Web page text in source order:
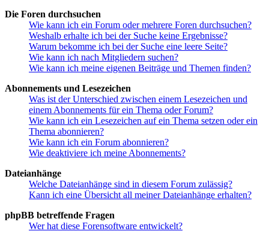
Die Foren durchsuchen
Wie kann ich ein Forum oder mehrere Foren durchsuchen?
Weshalb erhalte ich bei der Suche keine Ergebnisse?
Warum bekomme ich bei der Suche eine leere Seite?
Wie kann ich nach Mitgliedern suchen?
Wie kann ich meine eigenen Beiträge und Themen finden?
Abonnements und Lesezeichen
Was ist der Unterschied zwischen einem Lesezeichen und
einem Abonnements für ein Thema oder Forum?
Wie kann ich ein Lesezeichen auf ein Thema setzen oder ein
Thema abonnieren?
Wie kann ich ein Forum abonnieren?
Wie deaktiviere ich meine Abonnements?
Dateianhänge
Welche Dateianhänge sind in diesem Forum zulässig?
Kann ich eine Übersicht all meiner Dateianhänge erhalten?
phpBB betreffende Fragen
Wer hat diese Forensoftware entwickelt?